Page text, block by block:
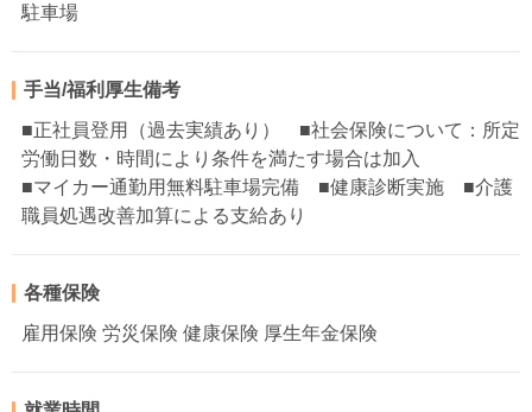
駐車場
手当/福利厚生備考
■正社員登用（過去実績あり） ■社会保険について：所定
労働日数・時間により条件を満たす場合は加入
■マイカー通勤用無料駐車場完備 ■健康診断実施 ■介護
職員処遇改善加算による支給あり
各種保険
雇用保険 労災保険 健康保険 厚生年金保険